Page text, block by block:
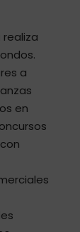
realiza
a
en